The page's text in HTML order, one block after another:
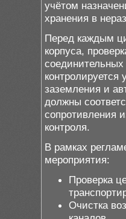
учётом
хранения в
Перед каждым
корпуса,
контролируется
заземления и
должны
сопротивления
контроля.
В рамках
мероприятия:
Проверка
Очистка